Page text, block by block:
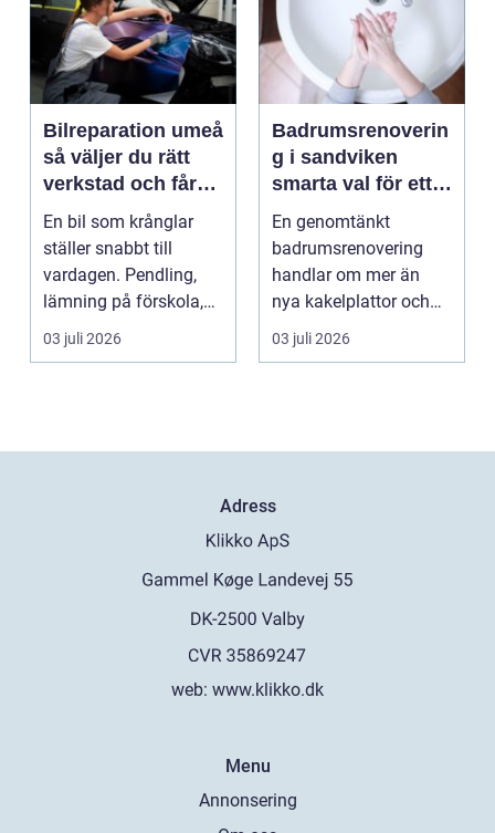
Bilreparation umeå
så väljer du rätt
verkstad och får
bilen att hålla
längre
En bil som krånglar
ställer snabbt till
vardagen. Pendling,
lämning på förskola,
utflykter och storh...
03 juli 2026
Badrumsrenoverin
g i sandviken
smarta val för ett
tryggt och hållbart
badrum
En genomtänkt
badrumsrenovering
handlar om mer än
nya kakelplattor och
en modern dusch. För
många bo...
03 juli 2026
Adress
web: www.klikko.dk
Menu
Annonsering